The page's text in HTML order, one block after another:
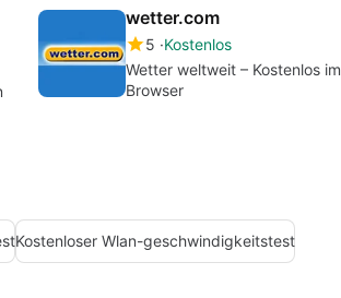
wetter.com
5 Kostenlos
Wetter weltweit – Kostenlos im
Browser
Kostenloser Wlan-geschwindigkeitstest